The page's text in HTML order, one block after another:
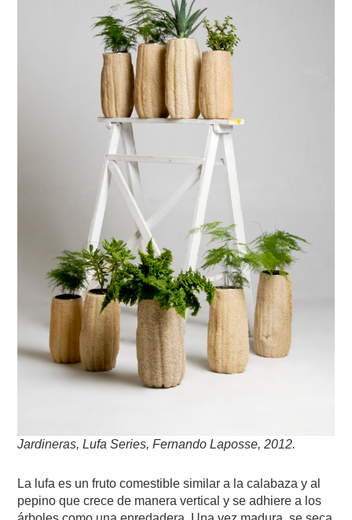
Jardineras, Lufa Series, Fernando Laposse, 2012.
La lufa es un fruto comestible similar a la calabaza y al
pepino que crece de manera vertical y se adhiere a los